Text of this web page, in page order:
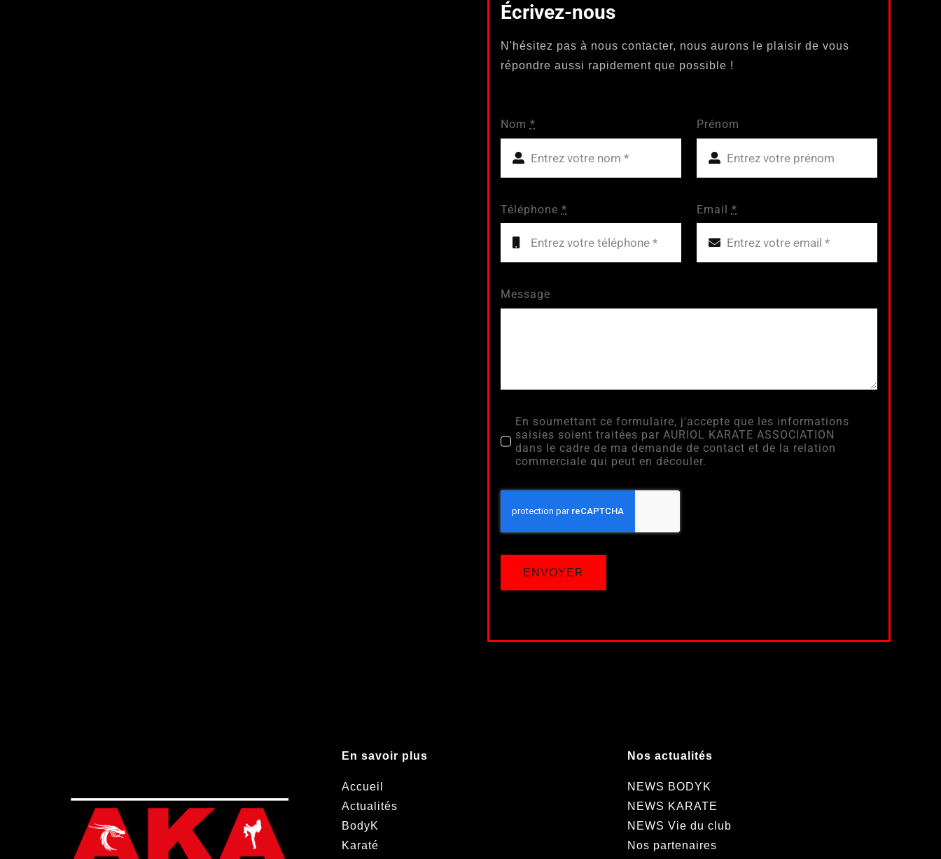
Écrivez-nous
N'hésitez pas à nous contacter, nous aurons le plaisir de vous
répondre aussi rapidement que possible !
Nom *
Téléphone *
Prénom
Email *
Message
En soumettant ce formulaire, j'accepte que les informations
saisies soient traitées par AURIOL KARATE ASSOCIATION
dans le cadre de ma demande de contact et de la relation
commerciale qui peut en découler.
ENVOYER
En savoir plus
Accueil
Actualités
BodyK
Karaté
Nos actualités
NEWS BODYK
NEWS KARATE
NEWS Vie du club
Nos partenaires